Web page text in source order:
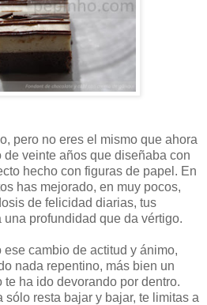
pero no eres el mismo que ahora
veinte años que diseñaba con
hecho con figuras de papel. En
has mejorado, en muy pocos,
de felicidad diarias, tus
profundidad que da vértigo.
cambio de actitud y ánimo,
nada repentino, más bien un
ha ido devorando por dentro.
resta bajar y bajar, te limitas a